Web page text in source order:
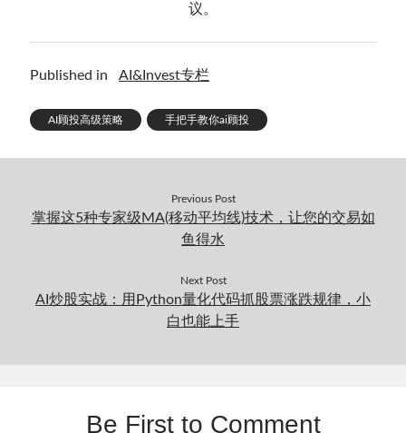
议。
Published in AI&Invest专栏
AI顾投高级策略 手把手教你ai顾投
Previous Post
掌握这5种专家级MA(移动平均线)技术，让您的交易如
鱼得水
Next Post
AI炒股实战：用Python量化代码抓股票涨跌规律，小
白也能上手
Be First to Comment